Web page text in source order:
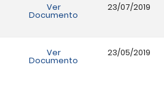
Ver
Documento
23/07/2019
Ver
Documento
23/05/2019